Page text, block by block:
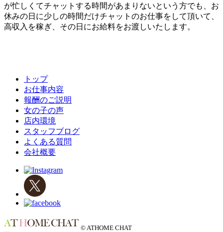
が忙しくてチャットする時間があまりないという方でも、お
休みの日に少しの時間だけチャットのお仕事をして頂いて、
高収入を稼ぎ、その日にお給料をお渡しいたします。
トップ
お仕事内容
報酬のご説明
女の子の声
店内環境
スタッフブログ
よくある質問
会社概要
© ATHOME CHAT